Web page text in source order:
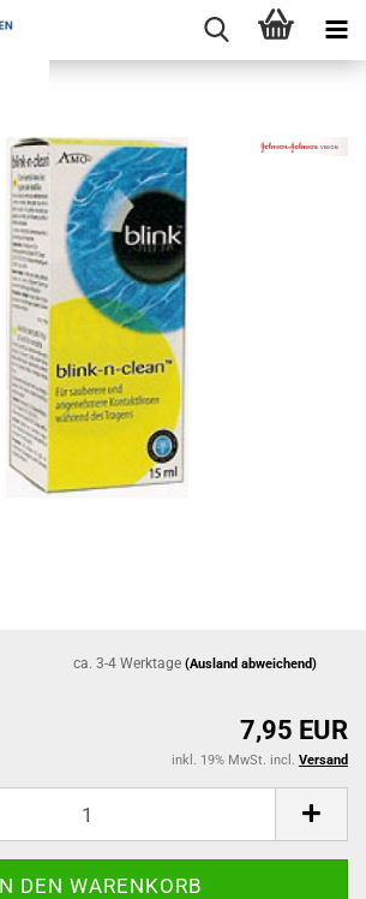
ca. 3-4 Werktage(Ausland abweichend)
7,95 EUR
inkl. 19% MwSt. incl. Versand